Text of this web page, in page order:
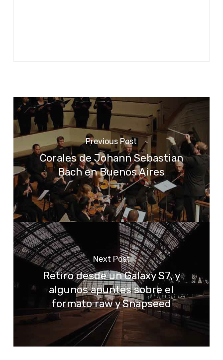
Previous Post
Corales de Johann Sebastian
Bach en Buenos Aires
Next Post
Retiro desde un Galaxy S7, y
algunos apuntes sobre el
formato raw y Snapseed